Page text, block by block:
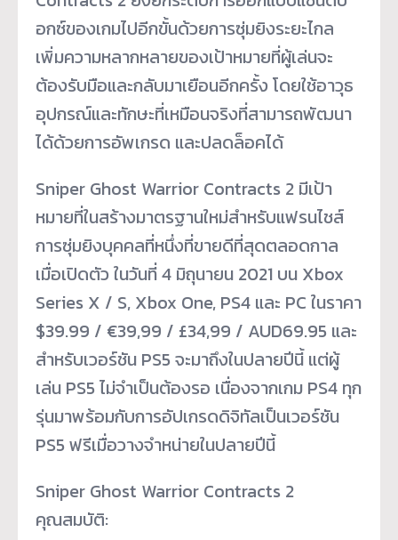
อกซ์ของเกมไปอีกขั้นด้วยการซุ่มยิงระยะไกล
เพิ่มความหลากหลายของเป้าหมายที่ผู้เล่นจะ
ต้องรับมือและกลับมาเยือนอีกครั้ง โดยใช้อาวุธ
อุปกรณ์และทักษะที่เหมือนจริงที่สามารถพัฒนา
ได้ด้วยการอัพเกรด และปลดล็อคได้
Sniper Ghost Warrior Contracts 2 มีเป้า
หมายที่ในสร้างมาตรฐานใหม่สำหรับแฟรนไชส์
การซุ่มยิงบุคคลที่หนึ่งที่ขายดีที่สุดตลอดกาล
เมื่อเปิดตัว ในวันที่ 4 มิถุนายน 2021 บน Xbox
Series X / S, Xbox One, PS4 และ PC ในราคา
$39.99 / €39,99 / £34,99 / AUD69.95 และ
สำหรับเวอร์ชัน PS5 จะมาถึงในปลายปีนี้ แต่ผู้
เล่น PS5 ไม่จำเป็นต้องรอ เนื่องจากเกม PS4 ทุก
รุ่นมาพร้อมกับการอัปเกรดดิจิทัลเป็นเวอร์ชัน
PS5 ฟรีเมื่อวางจำหน่ายในปลายปีนี้
Sniper Ghost Warrior Contracts 2
คุณสมบัติ: